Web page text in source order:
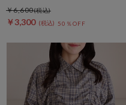
￥3,300 50％OFF
￥6,600